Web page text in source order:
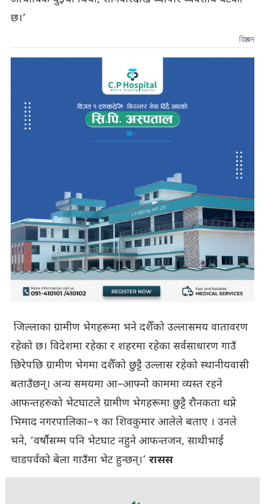
छ।’
विज्ञापन
जिल्लाका ग्रामीण भेगहरूमा भने दशैँको उल्लासमय वातावरण
रहेको छ। विदेशमा रहेका र शहरमा रहेका सर्वसाधारण गाउँ
छिरेपछि ग्रामीण भेगमा दशैँको छुट्टै उल्लास रहेको स्थानीयवासी
बताउँछन्। अन्य समयमा आ–आफ्नो काममा व्यस्त रहने
आफन्तहरुको भेटघाटले ग्रामीण भेगहरूमा छुट्टै रौनकता थप्ने
भिमाद नगरपालिका–९ का शिवकुमार आलेले बताए । उनले
भने, ‘वर्षौसम्म पनि भेटघाट नहुने आफन्तजन, साथीभाई
चाडपर्वको बेला गाउँमा भेट हुन्छन्।’ रासस